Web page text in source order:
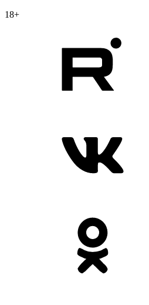
18+